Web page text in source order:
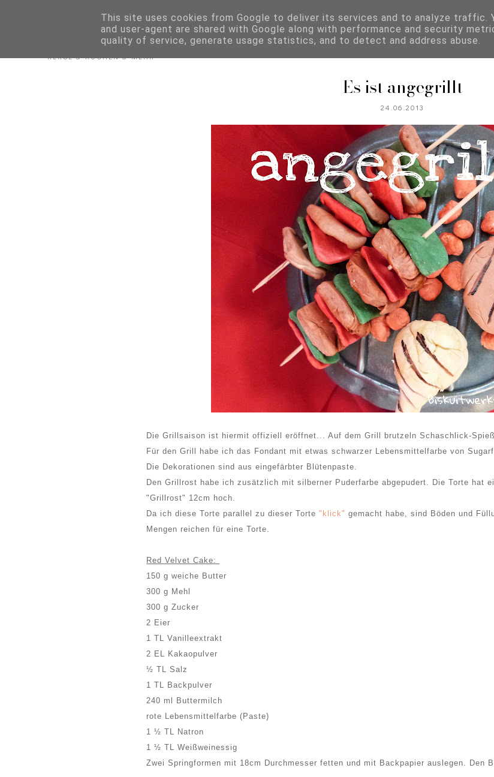
Biskuitwerkstatt
KEKSE & KUCHEN & MEHR
REZEPTKATEGORIEN
Es ist angegrillt
24.06.2013
Die Grillsaison ist hiermit offiziell eröffnet... Auf dem Grill brutzeln Schaschlick-
Für den Grill habe ich das Fondant mit etwas schwarzer Lebensmittelfarbe von
Die Dekorationen sind aus eingefärbter Blütenpaste.
Den Grillrost habe ich zusätzlich mit silberner Puderfarbe abgepudert. Die Torte hat
"Grillrost" 12cm hoch.
Da ich diese Torte parallel zu dieser Torte "klick" gemacht habe, sind Böden und
Mengen reichen für eine Torte.
Red Velvet Cake:
150 g weiche Butter
300 g Mehl
300 g Zucker
2 Eier
1 TL Vanilleextrakt
2 EL Kakaopulver
½ TL Salz
1 TL Backpulver
240 ml Buttermilch
rote Lebensmittelfarbe (Paste)
1 ½ TL Natron
1 ½ TL Weißweinessig
Zwei Springformen mit 18cm Durchmesser fetten und mit Backpapier auslegen. Den
This site uses cookies from Google to deliver its services and to analyze traffic.
and user-agent are shared with Google along with performance and security
quality of service, generate usage statistics, and to detect and address abuse.